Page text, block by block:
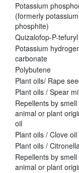
Potassium
(formerly potassium
phosphite)
Quizalofop-P-tefuryl
Potassium
carbonate
Polybutene
Plant oils/ Rape
Plant oils / Spear
Repellents by smell
animal or plant
oil
Plant oils / Clove oil
Plant oils /
Repellents by smell
animal or plant